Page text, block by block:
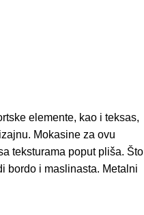
elemente, kao i teksas,
Mokasine za ovu
teksturama poput pliša. Što
bordo i maslinasta. Metalni